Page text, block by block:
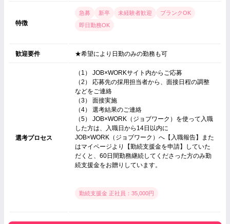
特徴
急募 新卒 未経験者歓迎
ブランクOK
即日勤務OK
歓迎要件 ★希望により日勤のみの勤務も可
選考プロセス
（1） JOB×WORKサイト内からご応募
（2） 応募先の採用担当者から、面接日程の調整
などをご連絡
（3） 面接実施
（4） 選考結果のご連絡
（5） JOB×WORK（ジョブワーク）を使って入職
した方は、入職日から14日以内に
JOB×WORK（ジョブワーク）へ【入職報告】また
はマイページより【勤続支援金を申請】していた
だくと、60日間勤務継続してくださった方のみ勤
続支援金をお贈りしています。
勤続支援金 正社員：35,000円